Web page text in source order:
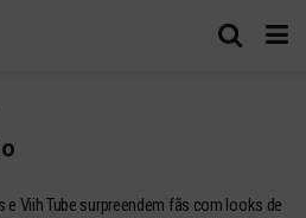
e Viih Tube surpreendem fãs com looks de